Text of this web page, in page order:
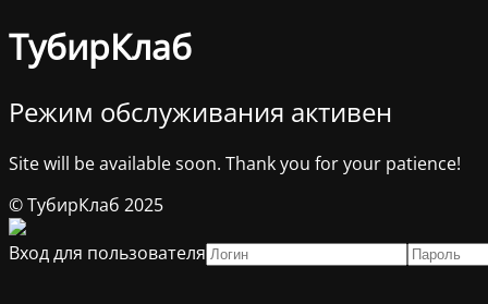
ТубирКлаб
Режим обслуживания активен
Site will be available soon. Thank you for your patience!
© ТубирКлаб 2025
Вход для пользователя